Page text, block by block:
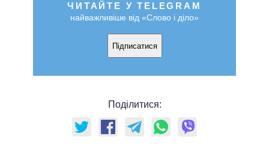
ЧИТАЙТЕ У TELEGRAM
найважливіше від «Слово і діло»
Підписатися
Поділитися: